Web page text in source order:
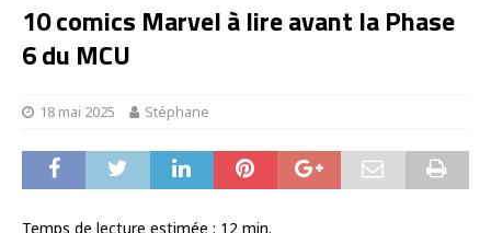
10 comics Marvel à lire avant la Phase
6 du MCU
18 mai 2025 Stéphane
Temps de lecture estimée : 12 min.